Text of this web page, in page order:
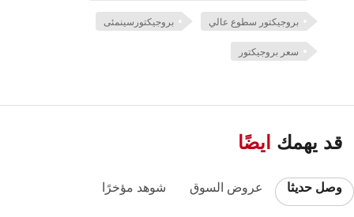
بروجيكتور سطوع عالي بروجيكتورسينمئى
سعر بروجيكتور
قد يهمك ايضًا
وصل حديثا عروض السوق شوهد مؤخرًا